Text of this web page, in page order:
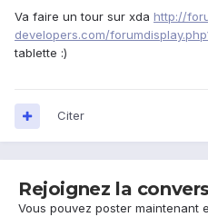
Va faire un tour sur xda http://
developers.com/
tablette :)
Citer
Rejoignez la
Vous pouvez poster maintenant